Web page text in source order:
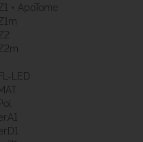
+ ApoTome
LED